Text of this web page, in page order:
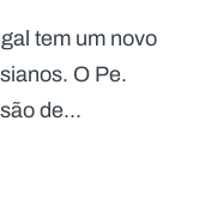
tem um novo
O Pe.
de...